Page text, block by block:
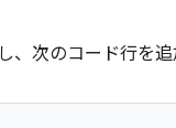
、次のコード行を追